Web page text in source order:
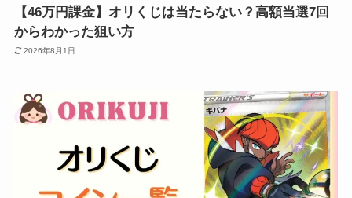
【46万円課金】オリくじは当たらない？高額当選7回
からわかった狙い方
2026年8月1日